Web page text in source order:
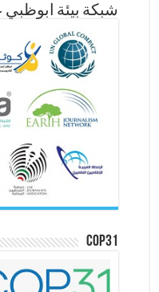
شبكة بيئة
COP31